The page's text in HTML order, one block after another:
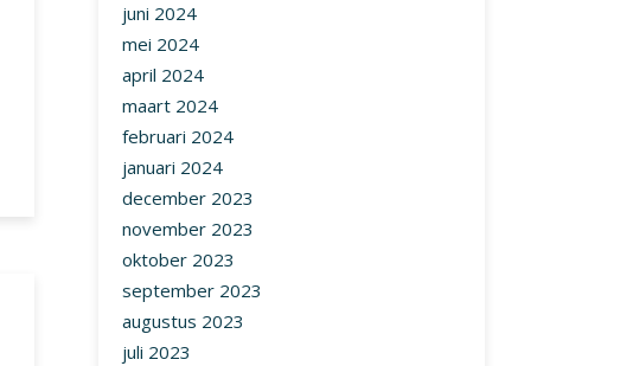
juni 2024
mei 2024
april 2024
maart 2024
februari 2024
januari 2024
december 2023
november 2023
oktober 2023
september 2023
augustus 2023
juli 2023